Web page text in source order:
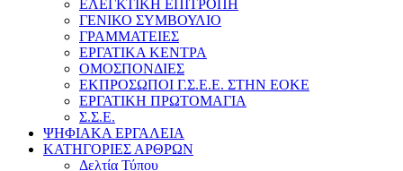
ΕΛΕΓΚΤΙΚΗ ΕΠΙΤΡΟΠΗ
ΓΕΝΙΚΟ ΣΥΜΒΟΥΛΙΟ
ΓΡΑΜΜΑΤΕΙΕΣ
ΕΡΓΑΤΙΚΑ ΚΕΝΤΡΑ
ΟΜΟΣΠΟΝΔΙΕΣ
ΕΚΠΡΟΣΩΠΟΙ Γ.Σ.Ε.Ε. ΣΤΗΝ ΕΟΚΕ
ΕΡΓΑΤΙΚΗ ΠΡΩΤΟΜΑΓΙΑ
Σ.Σ.Ε.
ΨΗΦΙΑΚΑ ΕΡΓΑΛΕΙΑ
ΚΑΤΗΓΟΡΙΕΣ ΑΡΘΡΩΝ
Δελτία Τύπου